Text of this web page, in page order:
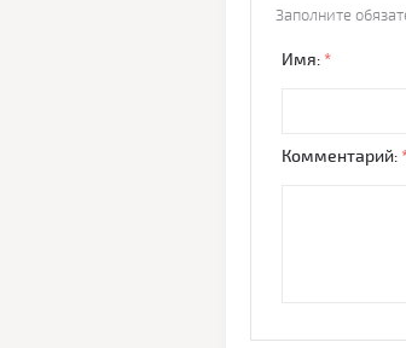
Заполните
Имя: *
Комментарий: